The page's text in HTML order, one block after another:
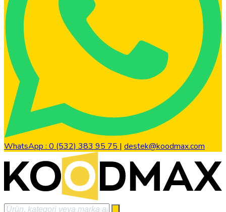
WhatsApp : 0 (532) 383 95 75 | destek@koodmax.com